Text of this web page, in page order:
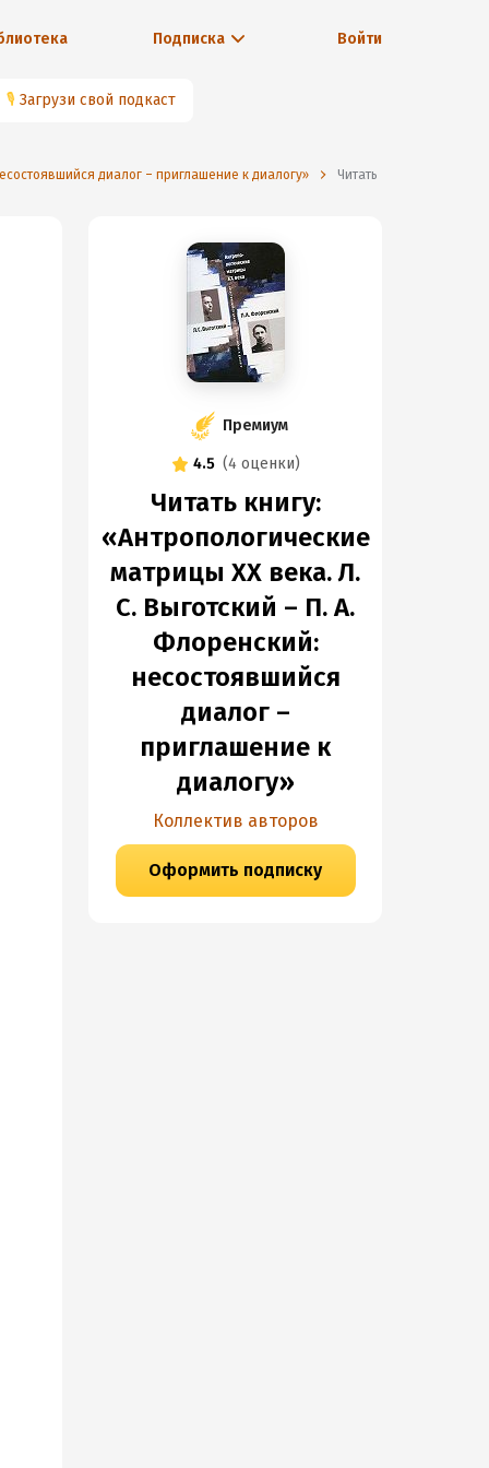
Подписка Войти
🎙 Загрузи свой подкаст
диалог – приглашение к диалогу» Читать
Премиум
4.5 (4 оценки)
Читать книгу:
«Антропологические
матрицы XX века. Л.
С. Выготский – П. А.
Флоренский:
несостоявшийся
диалог –
приглашение к
диалогу»
Коллектив авторов
Оформить подписку